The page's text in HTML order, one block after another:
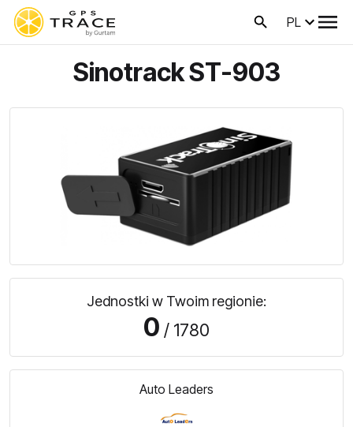
PL
Sinotrack ST-903
Jednostki w Twoim regionie:
0 / 1780
Auto Leaders